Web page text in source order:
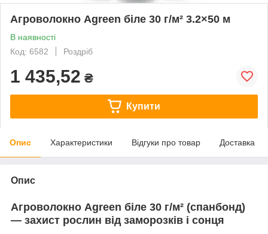
Агроволокно Agreen біле 30 г/м² 3.2×50 м
В наявності
Код: 6582
Роздріб
1 435,52 ₴
Купити
Опис Характеристики Відгуки про товар Доставка
Опис
Агроволокно Agreen біле 30 г/м² (спанбонд)
— захист рослин від заморозків і сонця